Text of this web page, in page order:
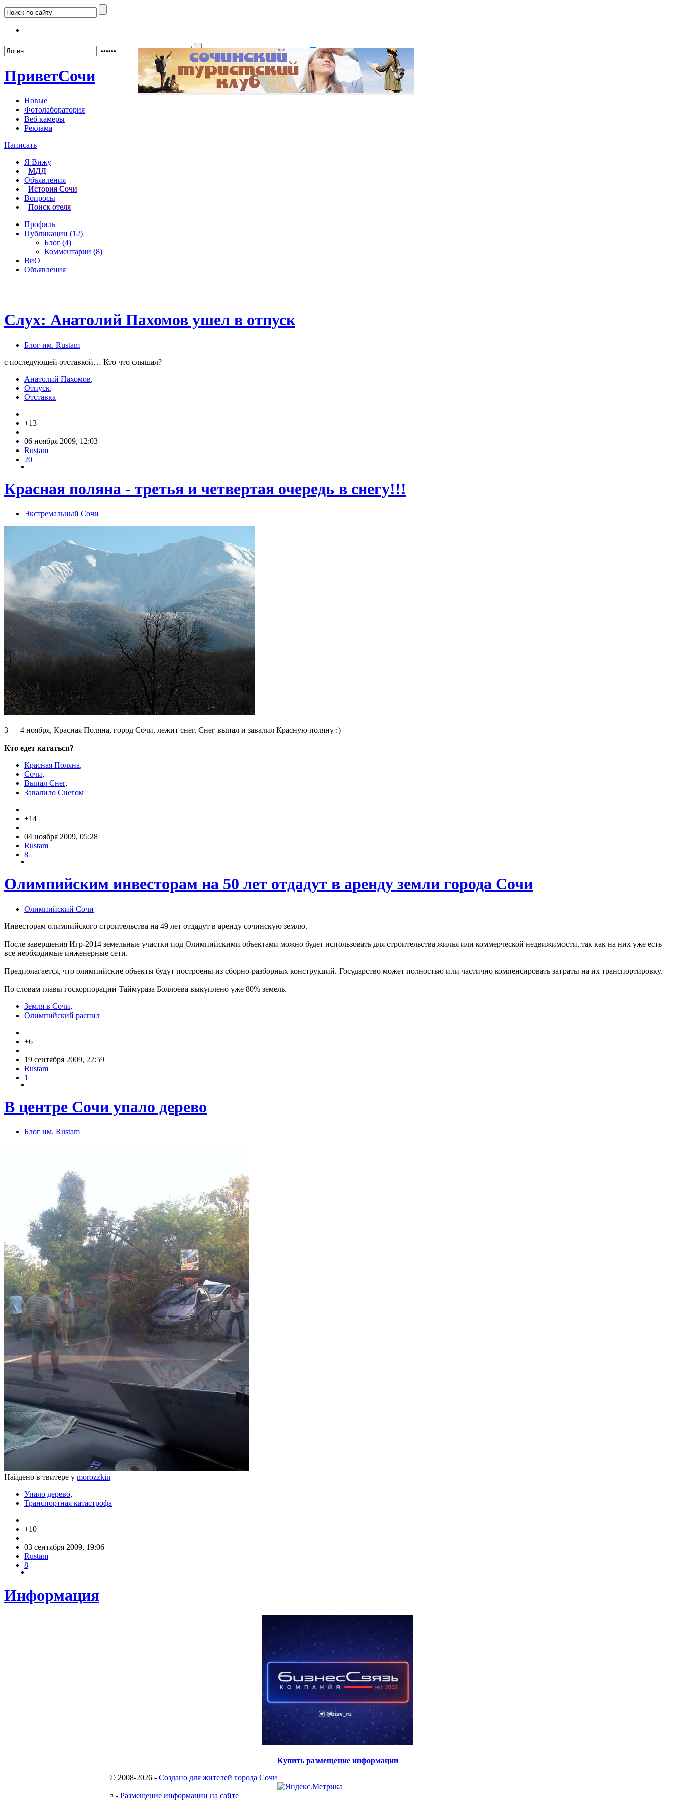
Забыли пароль? Регистрация
ПриветСочи
Новые
Фотолаборатория
Веб камеры
Реклама
Написать
Я Вижу
МДД
Объявления
История Сочи
Вопросы
Поиск отеля
Профиль
Публикации (12)
Блог (4)
Комментарии (8)
ВиО
Объявления
Слух: Анатолий Пахомов ушел в отпуск
Блог им. Rustam
с последующей отставкой… Кто что слышал?
Анатолий Пахомов,
Отпуск,
Отставка
+13
06 ноября 2009, 12:03
Rustam
20
Красная поляна - третья и четвертая очередь в снегу!!!
Экстремальный Сочи
3 — 4 ноября, Красная Поляна, город Сочи, лежит снег. Снег выпал и завалил Красную поляну :)
Кто едет кататься?
Красная Поляна,
Сочи,
Выпал Снег,
Завалило Снегом
+14
04 ноября 2009, 05:28
Rustam
8
Олимпийским инвесторам на 50 лет отдадут в аренду земли города Сочи
Олимпийский Сочи
Инвесторам олимпийского строительства на 49 лет отдадут в аренду сочинскую землю.
После завершения Игр-2014 земельные участки под Олимпийскими объектами можно будет использовать для строительства жилья или коммерческой недвижимости, так как на них уже есть
все необходимые инженерные сети.
Предполагается, что олимпийские объекты будут построены из сборно-разборных конструкций. Государство может полностью или частично компенсировать затраты на их транспортировку.
По словам главы госкорпорации Таймураза Боллоева выкуплено уже 80% земель.
Земля в Сочи,
Олимпийский распил
+6
19 сентября 2009, 22:59
Rustam
1
В центре Сочи упало дерево
Блог им. Rustam
Найдено в твитере у morozzkin
Упало дерево,
Транспортная катастрофа
+10
03 сентября 2009, 19:06
Rustam
8
Информация
Купить размещение информации
© 2008-2026 - Создано для жителей города Сочи
¤ - Размещение информации на сайте